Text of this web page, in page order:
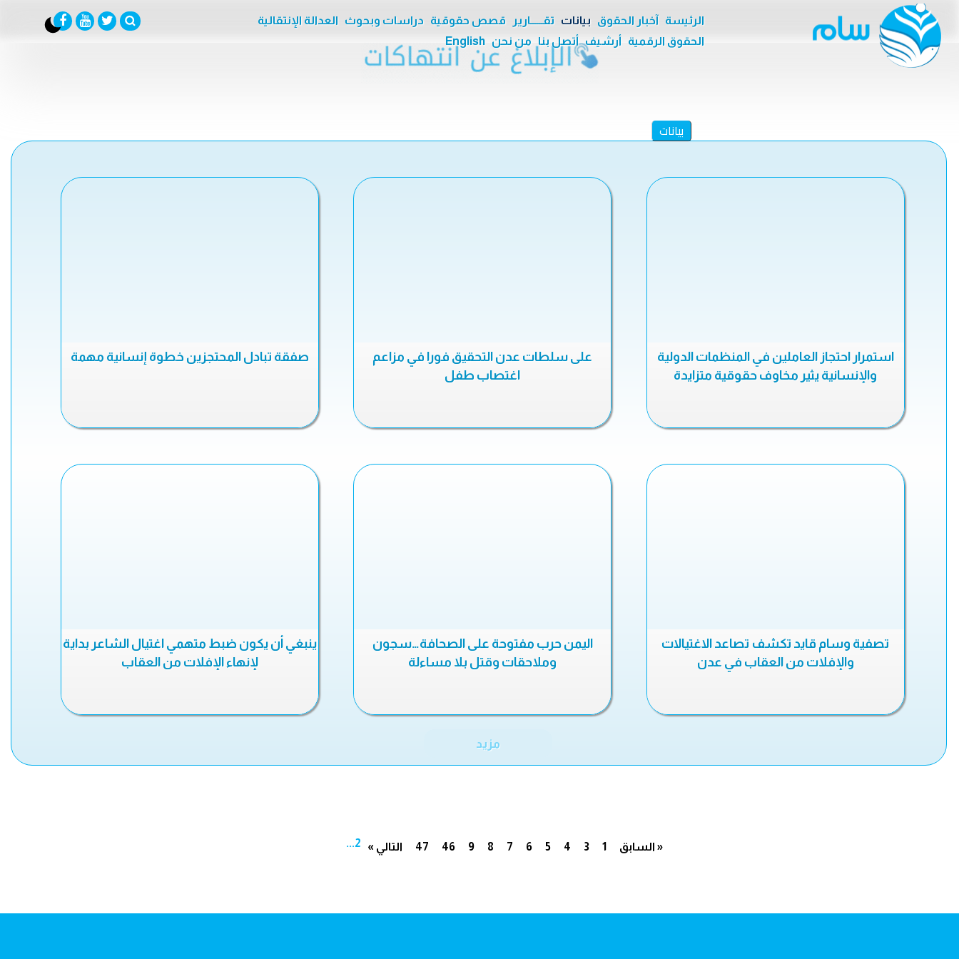
الرئيسة آخبار الحقوق بيانات تقــــــارير قصص حقوقية دراسات وبحوث
العدالة الإنتقالية
الحقوق الرقمية
أرشيف أتصل بنا من نحن English
بيانات
استمرار احتجاز العاملين في المنظمات الدولية
والإنسانية يثير مخاوف حقوقية متزايدة
على سلطات عدن التحقيق فورا في مزاعم
اغتصاب طفل
صفقة تبادل المحتجزين خطوة إنسانية مهمة
تصفية وسام قايد تكشف تصاعد الاغتيالات
والإفلات من العقاب في عدن
اليمن حرب مفتوحة على الصحافة…سجون
وملاحقات وقتل بلا مساءلة
ينبغي أن يكون ضبط متهمي اغتيال الشاعر بداية
لإنهاء الإفلات من العقاب
مزيد
« السابق 1
2 3
4
5
6
7
8
9
... 46
47 التالي »